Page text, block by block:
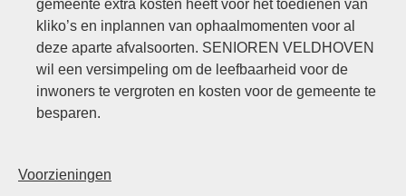
gemeente extra kosten heeft voor het toedienen van
kliko’s en inplannen van ophaalmomenten voor al
deze aparte afvalsoorten. SENIOREN VELDHOVEN
wil een versimpeling om de leefbaarheid voor de
inwoners te vergroten en kosten voor de gemeente te
besparen.
Voorzieningen